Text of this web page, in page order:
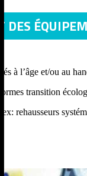
à l’âge et/ou au
transition
rehausseurs